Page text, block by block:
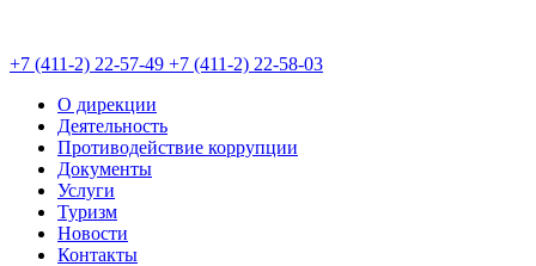
+7 (411-2) 22-57-49 +7 (411-2) 22-58-03
О дирекции
Деятельность
Противодействие коррупции
Документы
Услуги
Туризм
Новости
Контакты